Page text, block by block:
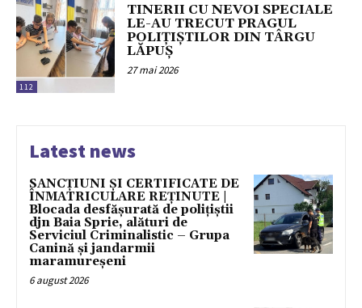
112
TINERII CU NEVOI SPECIALE
LE-AU TRECUT PRAGUL
POLIȚIȘTILOR DIN TÂRGU
LĂPUȘ
27 mai 2026
Latest news
SANCȚIUNI ȘI CERTIFICATE DE
ÎNMATRICULARE REȚINUTE |
Blocada desfășurată de polițiștii
djn Baia Sprie, alături de
Serviciul Criminalistic – Grupa
Canină și jandarmii
maramureșeni
6 august 2026